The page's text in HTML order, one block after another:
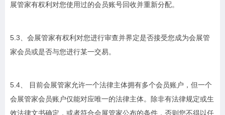
展管家有权利对您使用过的会员账号回收并重新分配。
5.3、会展管家有权利对您进行审查并界定是否接受您成为会展管
家会员或是否与您进行某一交易。
5.4、 目前会展管家允许一个法律主体拥有多个会员账户，但一个
会展管家会员账户仅能对应唯一的法律主体。除非有法律规定或生
效法律文书确定，或者符合会展管家公布的条件，否则您不得以任